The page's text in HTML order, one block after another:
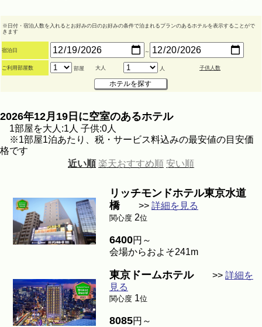
※日付・宿泊人数を入れるとお好みの日のお好みの条件で泊まれるプランのあるホテルを表示することがで
きます
宿泊日 ～
ご利用部屋数 部屋 大人 人 子供人数
2026年12月19日に空室のあるホテル
1部屋を大人:1人 子供:0人
※1部屋1泊あたり、税・サービス料込みの最安値の目安価
格です
近い順 楽天おすすめ順 安い順
リッチモンドホテル東京水道
橋>> 詳細を見る
関心度 2位
6400円～
会場からおよそ241m
東京ドームホテル>> 詳細を
見る
関心度 1位
8085円～